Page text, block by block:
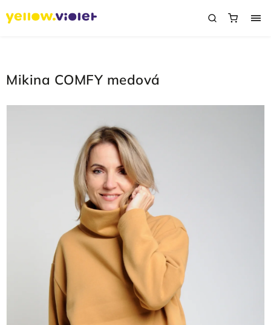
Mikina COMFY medová